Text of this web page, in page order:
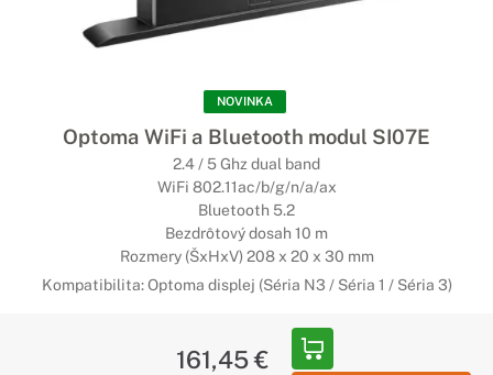
NOVINKA
Optoma WiFi a Bluetooth modul SI07E
2.4 / 5 Ghz dual band
WiFi 802.11ac/b/g/n/a/ax
Bluetooth 5.2
Bezdrôtový dosah 10 m
Rozmery (ŠxHxV) 208 x 20 x 30 mm
Kompatibilita: Optoma displej (Séria N3 / Séria 1 / Séria 3)
161,45 €